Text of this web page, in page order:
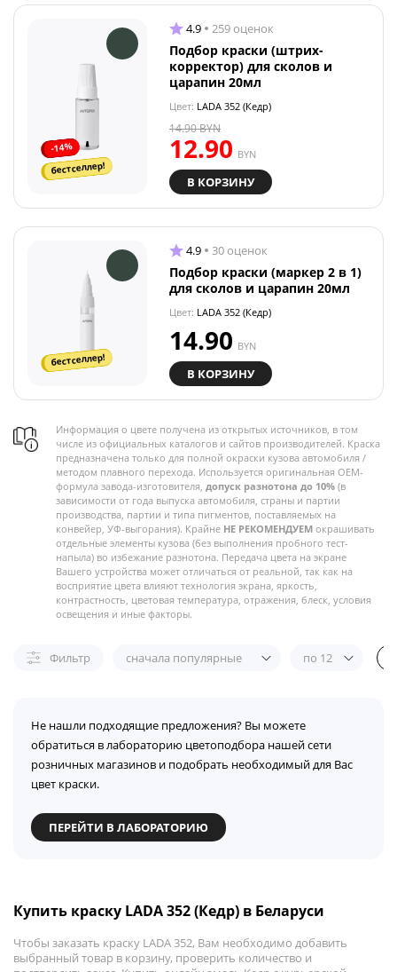
-14%
бестселлер!
4.9 259 оценок
Подбор краски (штрих-
корректор) для сколов и
царапин 20мл
Цвет: LADA 352 (Кедр)
12.90 BYN
14.90BYN
В КОРЗИНУ
бестселлер!
4.9 30 оценок
Подбор краски (маркер 2 в 1)
для сколов и царапин 20мл
Цвет: LADA 352 (Кедр)
14.90 BYN
В КОРЗИНУ
Информация о цвете получена из открытых источников, в том
числе из официальных каталогов и сайтов производителей. Краска
предназначена только для полной окраски кузова автомобиля /
методом плавного перехода. Используется оригинальная OEM-
формула завода-изготовителя, допуск разнотона до 10% (в
зависимости от года выпуска автомобиля, страны и партии
производства, партии и типа пигментов, поставляемых на
конвейер, УФ-выгорания). Крайне НЕ РЕКОМЕНДУЕМ окрашивать
отдельные элементы кузова (без выполнения пробного тест-
напыла) во избежание разнотона. Передача цвета на экране
Вашего устройства может отличаться от реальной, так как на
восприятие цвета влияют технология экрана, яркость,
контрастность, цветовая температура, отражения, блеск, условия
освещения и иные факторы.
Фильтр сначала популярные по 12
Не нашли подходящие предложения? Вы можете
обратиться в лабораторию цветоподбора нашей сети
розничных магазинов и подобрать необходимый для Вас
цвет краски.
ПЕРЕЙТИ В ЛАБОРАТОРИЮ
Купить краску LADA 352 (Кедр) в Беларуси
Чтобы заказать краску LADA 352, Вам необходимо добавить
выбранный товар в корзину, проверить количество и